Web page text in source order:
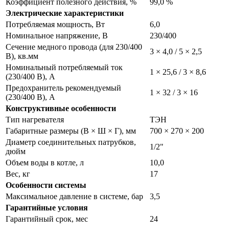
Коэффициент полезного действия, %
99,0 %
Электрические характеристики
Потребляемая мощность, Вт
6,0
Номинальное напряжение, В
230/400
Сечение медного провода (для 230/400
В), кв.мм
3 × 4,0 / 5 × 2,5
Номинальный потребляемый ток
(230/400 В), А
1 × 25,6 / 3 × 8,6
Предохранитель рекомендуемый
(230/400 В), А
1 × 32 / 3 × 16
Конструктивные особенности
Тип нагревателя
ТЭН
Габаритные размеры (В × Ш × Г), мм
700 × 270 × 200
Диаметр соединительных патрубков,
дюйм
1/2"
Объем воды в котле, л
10,0
Вес, кг
17
Особенности системы
Максимальное давление в системе, бар
3,5
Гарантийные условия
Гарантийный срок, мес
24